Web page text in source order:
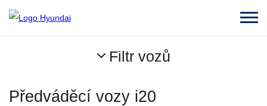
Filtr vozů
Předváděcí vozy i20